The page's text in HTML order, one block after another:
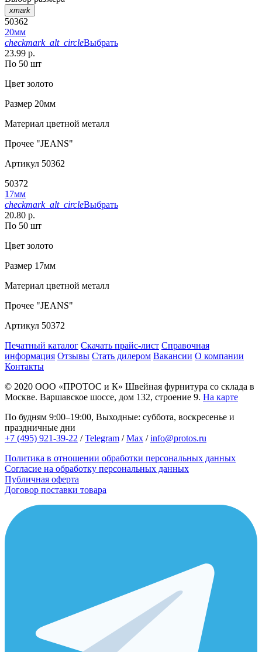
xmark
50362
20мм
checkmark_alt_circleВыбрать
23.99 р.
По 50 шт
Цвет золото
Размер 20мм
Материал цветной металл
Прочее "JEANS"
Артикул 50362
50372
17мм
checkmark_alt_circleВыбрать
20.80 р.
По 50 шт
Цвет золото
Размер 17мм
Материал цветной металл
Прочее "JEANS"
Артикул 50372
Печатный каталог Скачать прайс-лист Справочная
информация Отзывы Стать дилером Вакансии О компании
Контакты
© 2020 ООО «ПРОТОС и К» Швейная фурнитура со склада в
Москве. Варшавское шоссе, дом 132, строение 9. На карте
По будням 9:00–19:00, Выходные: суббота, воскресенье и
праздничные дни
+7 (495) 921-39-22 /Telegram /Max /info@protos.ru
Политика в отношении обработки персональных данных
Согласие на обработку персональных данных
Публичная оферта
Договор поставки товара